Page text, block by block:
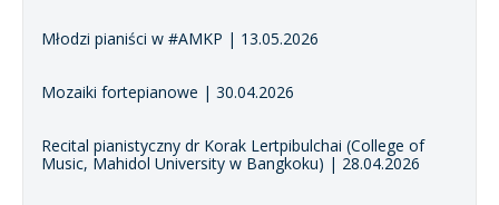
Młodzi pianiści w #AMKP | 13.05.2026
Mozaiki fortepianowe | 30.04.2026
Recital pianistyczny dr Korak Lertpibulchai (College of
Music, Mahidol University w Bangkoku) | 28.04.2026